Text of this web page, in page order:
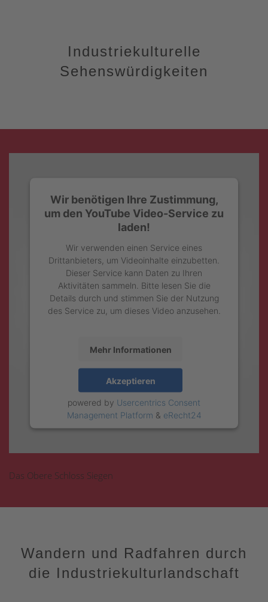
Industriekulturelle
Sehenswürdigkeiten
Wir benötigen Ihre Zustimmung,
um den YouTube Video-Service zu
laden!
Wir verwenden einen Service eines
Drittanbieters, um Videoinhalte einzubetten.
Dieser Service kann Daten zu Ihren
Aktivitäten sammeln. Bitte lesen Sie die
Details durch und stimmen Sie der Nutzung
des Service zu, um dieses Video anzusehen.
Mehr Informationen
Akzeptieren
powered by Usercentrics Consent
Management Platform & eRecht24
Das Obere Schloss Siegen
Wandern und Radfahren durch
die Industriekulturlandschaft